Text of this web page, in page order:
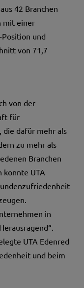
42 Branchen
mit einer
und
von 71,7
von der
für
die dafür mehr als
zu mehr als
Branchen
konnte UTA
in
UTA Edenred
und beim